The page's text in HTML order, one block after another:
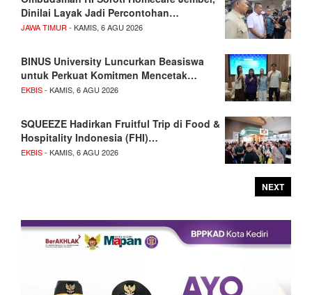
Dinilai Layak Jadi Percontohan…
JAWA TIMUR- KAMIS, 6 AGU 2026
BINUS University Luncurkan Beasiswa
untuk Perkuat Komitmen Mencetak…
EKBIS- KAMIS, 6 AGU 2026
SQUEEZE Hadirkan Fruitful Trip di Food &
Hospitality Indonesia (FHI)…
EKBIS- KAMIS, 6 AGU 2026
NEXT